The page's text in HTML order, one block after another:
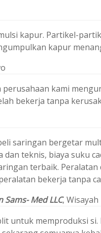
kapur. Partikel-
kapur
perusahaan kami
bekerja tanpa
saringan bergetar
dan teknis, biaya suku
terbaik.
bekerja tanpa
Sams- Med LLC, Wisayah
untuk memproduksi